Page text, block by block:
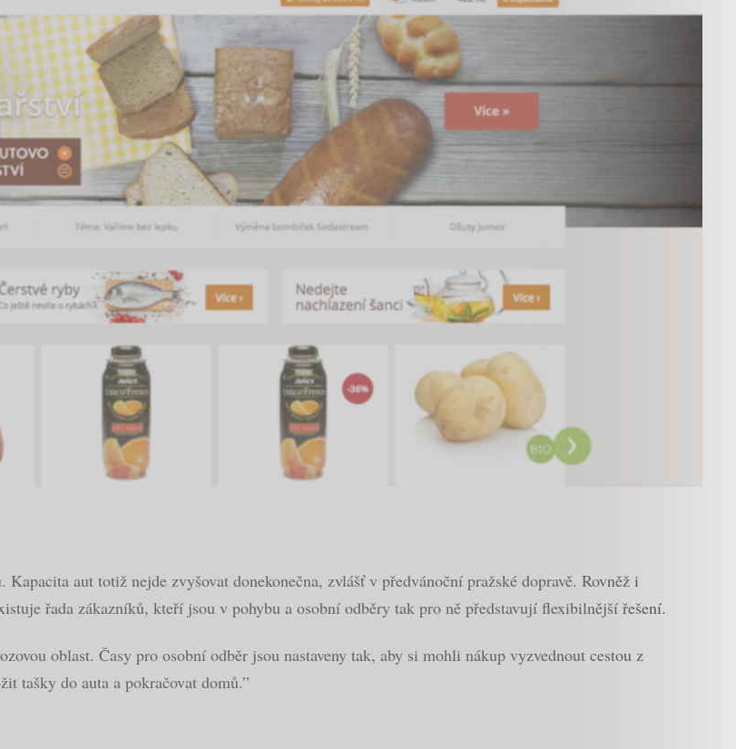
aut totiž nejde zvyšovat donekonečna, zvlášť v předvánoční pražské dopravě. Rovněž i
řada zákazníků, kteří jsou v pohybu a osobní odběry tak pro ně představují flexibilnější řešení.
oblast. Časy pro osobní odběr jsou nastaveny tak, aby si mohli nákup vyzvednout cestou z
tašky do auta a pokračovat domů.”